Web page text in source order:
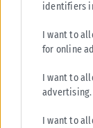
identifiers
I want to
for online
I want to
advertising.
I want to
Σε εξέλιξη
που επλήγησαν από
ΑΝΑΡΤΉΘΗΚΕ ΑΠΌ